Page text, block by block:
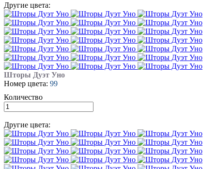
Другие цвета:
Шторы Дуэт Уно
Номер цвета: 99
Количество
Другие цвета: